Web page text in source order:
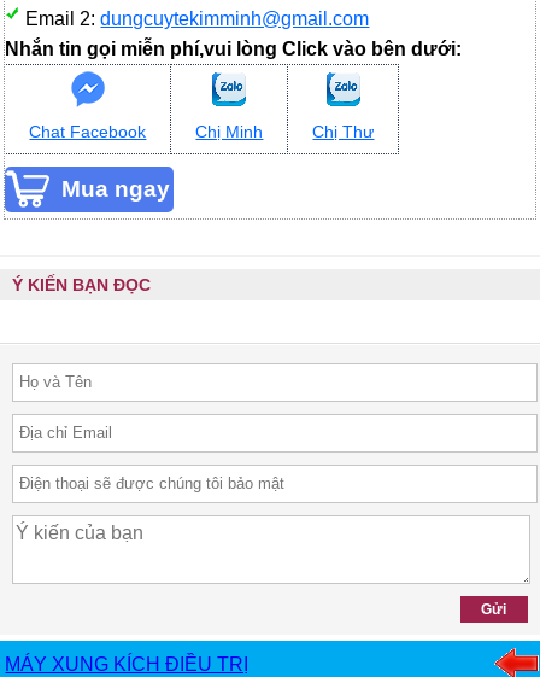
Email 2:dungcuytekimminh@gmail.com
Nhắn tin gọi miễn phí,vui lòng Click vào bên dưới:
Chat Facebook Chị Minh Chị Thư
Ý KIẾN BẠN ĐỌC
MÁY XUNG KÍCH ĐIỀU TRỊ